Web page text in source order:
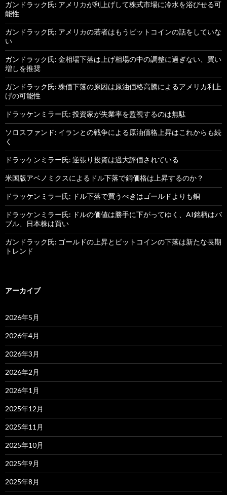
ガンドラック氏: アメリカが利上げして株式市場に冷水を浴びせる可
能性
ガンドラック氏: アメリカの若者はもうビットコインの話をしていな
い
ガンドラック氏: 金相場下落は上げ相場の中の調整に過ぎない、買い
増しを推奨
ガンドラック氏: 株価下落の原因は原油価格高騰によるアメリカ利上
げの可能性
ドラッケンミラー氏: 投資家が失業率を監視するのは無駄
ソロスファンド: イランとの戦争による原油価格上昇はこれからも続
く
ドラッケンミラー氏: 逆張り投資は過大評価されている
米国版アベノミクスによるドル下落で銅価格は上昇するのか？
ドラッケンミラー氏: ドル下落で買うべきはゴールドよりも銅
ドラッケンミラー氏: ドルの価値は勝手に下がってゆく、AI銘柄はバ
ブル、日本株は買い
ガンドラック氏: ゴールドの上昇とビットコインの下落は新たな長期
トレンド
アーカイブ
2026年5月
2026年4月
2026年3月
2026年2月
2026年1月
2025年12月
2025年11月
2025年10月
2025年9月
2025年8月